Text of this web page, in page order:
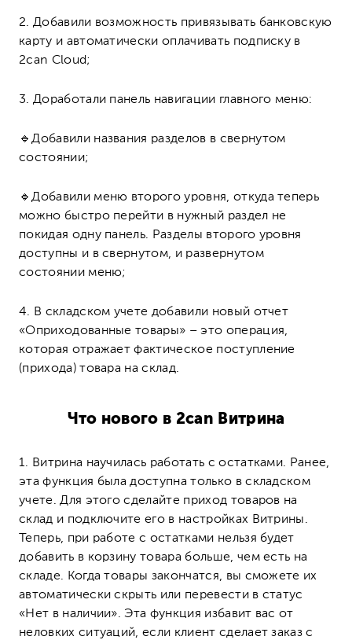
2. Добавили возможность привязывать банковскую
карту и автоматически оплачивать подписку в
2can Cloud;
3. Доработали панель навигации главного меню:
🔹Добавили названия разделов в свернутом
состоянии;
🔹Добавили меню второго уровня, откуда теперь
можно быстро перейти в нужный раздел не
покидая одну панель. Разделы второго уровня
доступны и в свернутом, и развернутом
состоянии меню;
4. В складском учете добавили новый отчет
«Оприходованные товары» – это операция,
которая отражает фактическое поступление
(прихода) товара на склад.
Что нового в 2can Витрина
1. Витрина научилась работать с остатками. Ранее,
эта функция была доступна только в складском
учете. Для этого сделайте приход товаров на
склад и подключите его в настройках Витрины.
Теперь, при работе с остатками нельзя будет
добавить в корзину товара больше, чем есть на
складе. Когда товары закончатся, вы сможете их
автоматически скрыть или перевести в статус
«Нет в наличии». Эта функция избавит вас от
неловких ситуаций, если клиент сделает заказ с